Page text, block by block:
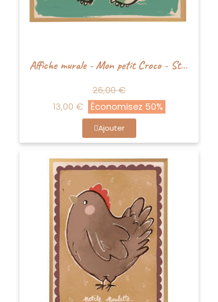
Affiche murale - Mon petit Croco - Studioloco
26,00 €
13,00 €
Économisez 50%
Ajouter